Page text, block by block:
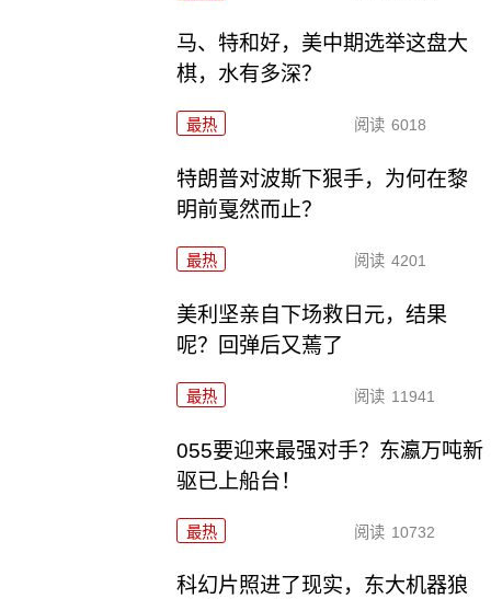
马、特和好，美中期选举这盘大
棋，水有多深？
最热 阅读 6018
特朗普对波斯下狠手，为何在黎
明前戛然而止？
最热 阅读 4201
美利坚亲自下场救日元，结果
呢？回弹后又蔫了
最热 阅读 11941
055要迎来最强对手？东瀛万吨新
驱已上船台！
最热 阅读 10732
科幻片照进了现实，东大机器狼